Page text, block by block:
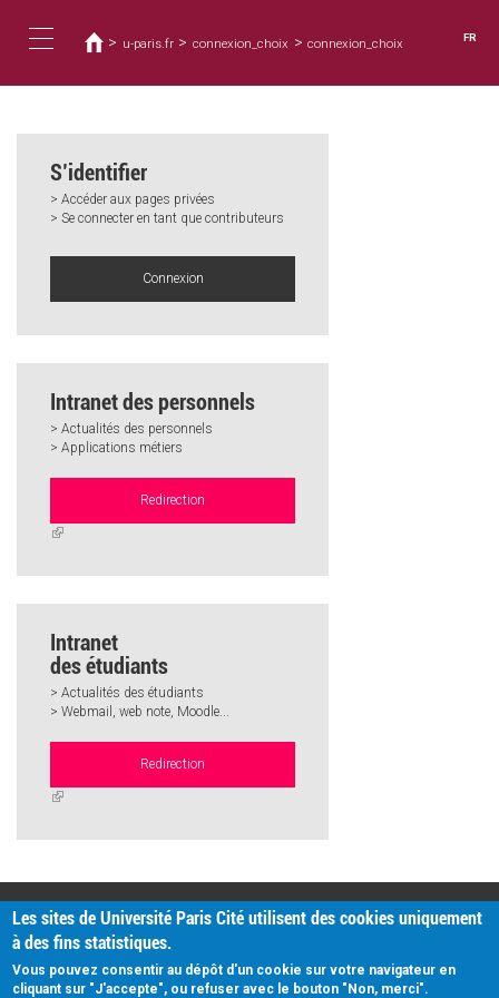
contenu
navigation
êtes
ici
> u-paris.fr > connexion_choix > connexion_choix FR
S’identifier
> Accéder aux pages privées
> Se connecter en tant que contributeurs
Connexion
Intranet des personnels
> Actualités des personnels
> Applications métiers
Redirection
(link
Intranet
des étudiants
> Actualités des étudiants
> Webmail, web note, Moodle...
Redirection
(link
PRATIQUE
Plan d'accès
Intranet
Mentions légales
Données personnelles
Les sites de Université Paris Cité utilisent des cookies uniquement
à des fins statistiques.
Vous pouvez consentir au dépôt d'un cookie sur votre navigateur en
cliquant sur "J'accepte", ou refuser avec le bouton "Non, merci".